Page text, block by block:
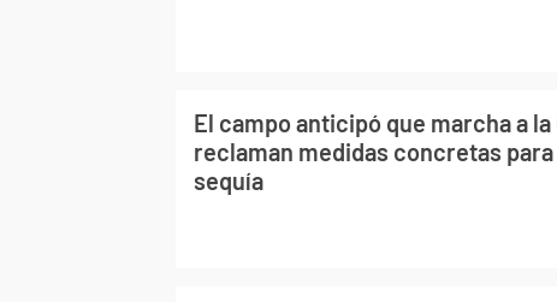
El campo anticipó que marcha a la
reclaman medidas concretas
sequía